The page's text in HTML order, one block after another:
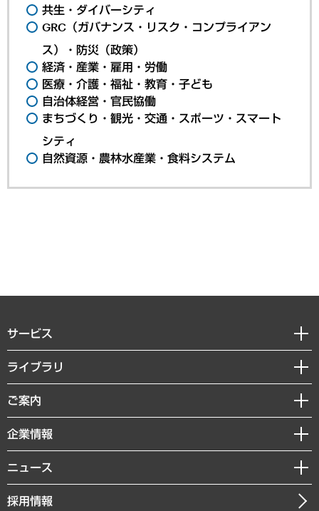
共生・ダイバーシティ
GRC（ガバナンス・リスク・コンプライアン
ス）・防災（政策）
経済・産業・雇用・労働
医療・介護・福祉・教育・子ども
自治体経営・官民協働
まちづくり・観光・交通・スポーツ・スマート
シティ
自然資源・農林水産業・食料システム
サービス
経営戦略
組織・人事戦略
デジタルイノベーション
共生・ダイバーシティ
GRC（ガバナンス・リスク・コンプライアンス）・防災（政策）
経済・産業・雇用・労働
ライブラリ
経済調査
レポート
コラム
経営用語集
ご案内
セミナー・イベント情報
MUFGビジネスセミナー
受託案件情報
企業情報
私たちの想い
社長メッセージ
会社概要
ニュース
ニュースリリース
採用情報